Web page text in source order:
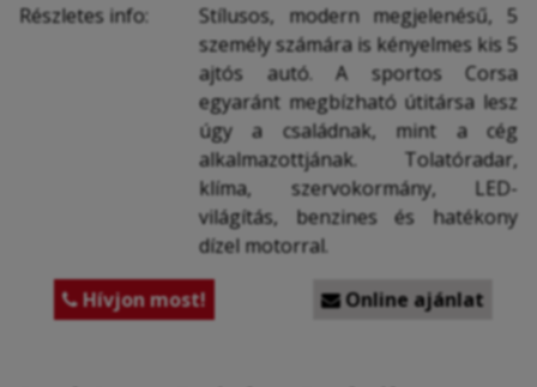
Részletes info:
Stílusos, modern megjelenésű, 5
személy számára is kényelmes kis 5
ajtós autó. A sportos Corsa
egyaránt megbízható útitársa lesz
úgy a családnak, mint a cég
alkalmazottjának. Tolatóradar,
klíma, szervokormány, LED-
világítás, benzines és hatékony
dízel motorral.
 Hívjon most! Online ajánlat